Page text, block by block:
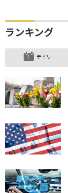
ランキング
デイリー